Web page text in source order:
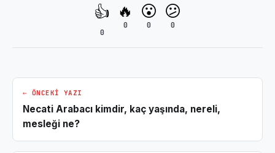
👍
0
🔥
0
😮
0
😕
0
← ÖNCEKI YAZI
Necati Arabacı kimdir, kaç yaşında, nereli,
mesleği ne?